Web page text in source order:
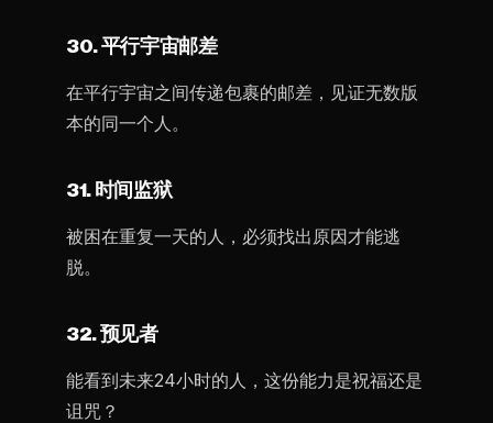
30. 平行宇宙邮差
在平行宇宙之间传递包裹的邮差，见证无数版
本的同一个人。
31. 时间监狱
被困在重复一天的人，必须找出原因才能逃
脱。
32. 预见者
能看到未来24小时的人，这份能力是祝福还是
诅咒？